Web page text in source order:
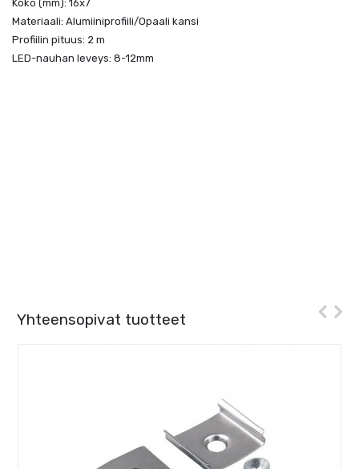
Koko (mm): 16x7
Materiaali: Alumiiniprofiili/Opaali kansi
Profiilin pituus: 2 m
LED-nauhan leveys: 8-12mm
Yhteensopivat tuotteet